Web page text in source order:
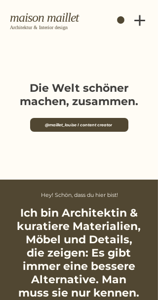
maison maillet
Architektur & Interior design
Die Welt schöner
machen, zusammen.
@maillet_louise I content creator
Hey! Schön, dass du hier bist!
Ich bin Architektin &
kuratiere Materialien,
Möbel und Details,
die zeigen: Es gibt
immer eine bessere
Alternative. Man
muss sie nur kennen.